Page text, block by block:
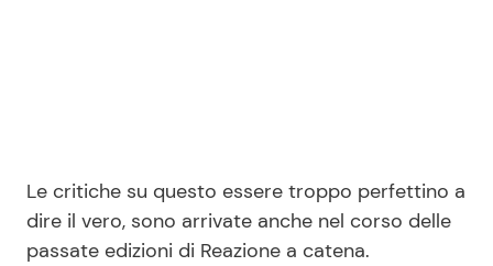
Le critiche su questo essere troppo perfettino a
dire il vero, sono arrivate anche nel corso delle
passate edizioni di Reazione a catena.